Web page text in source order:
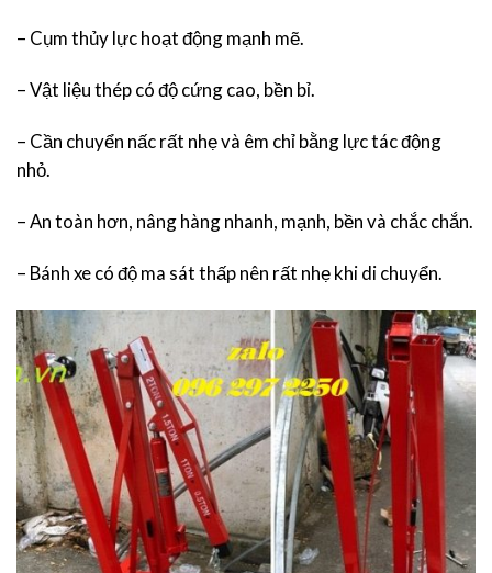
– Cụm thủy lực hoạt động mạnh mẽ.
– Vật liệu thép có độ cứng cao, bền bỉ.
– Cần chuyển nấc rất nhẹ và êm chỉ bằng lực tác động
nhỏ.
– An toàn hơn, nâng hàng nhanh, mạnh, bền và chắc chắn.
– Bánh xe có độ ma sát thấp nên rất nhẹ khi di chuyển.